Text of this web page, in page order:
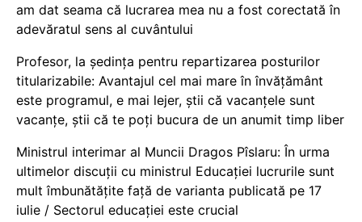
am dat seama că lucrarea mea nu a fost corectată în
adevăratul sens al cuvântului
Profesor, la ședința pentru repartizarea posturilor
titularizabile: Avantajul cel mai mare în învățământ
este programul, e mai lejer, știi că vacanțele sunt
vacanţe, știi că te poți bucura de un anumit timp liber
Ministrul interimar al Muncii Dragos Pîslaru: În urma
ultimelor discuții cu ministrul Educației lucrurile sunt
mult îmbunătățite față de varianta publicată pe 17
iulie / Sectorul educației este crucial